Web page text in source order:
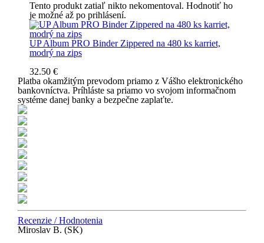
Tento produkt zatiaľ nikto nekomentoval. Hodnotiť ho
je možné až po prihlásení.
UP Album PRO Binder Zippered na 480 ks karriet,
modrý na zips
32.50 €
Platba okamžitým prevodom priamo z Vášho elektronického
bankovníctva. Príhláste sa priamo vo svojom informačnom
systéme danej banky a bezpečne zaplaťte.
Recenzie / Hodnotenia
Miroslav B. (SK)